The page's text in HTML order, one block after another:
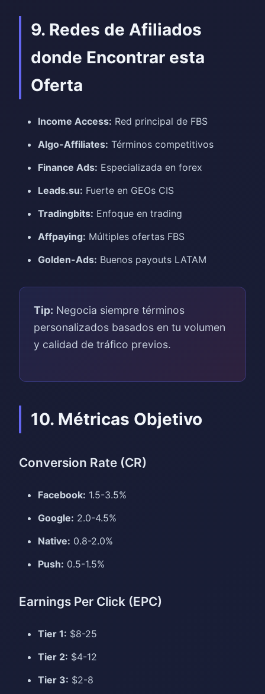
9. Redes de Afiliados
donde Encontrar esta
Oferta
Income Access: Red principal de FBS
Algo-Affiliates: Términos competitivos
Finance Ads: Especializada en forex
Leads.su: Fuerte en GEOs CIS
Tradingbits: Enfoque en trading
Affpaying: Múltiples ofertas FBS
Golden-Ads: Buenos payouts LATAM
Tip: Negocia siempre términos
personalizados basados en tu volumen
y calidad de tráfico previos.
10. Métricas Objetivo
Conversion Rate (CR)
Facebook: 1.5-3.5%
Google: 2.0-4.5%
Native: 0.8-2.0%
Push: 0.5-1.5%
Earnings Per Click (EPC)
Tier 1: $8-25
Tier 2: $4-12
Tier 3: $2-8